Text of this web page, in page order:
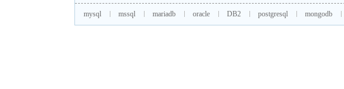
mysql mssql mariadb oracle DB2 postgresql mongodb